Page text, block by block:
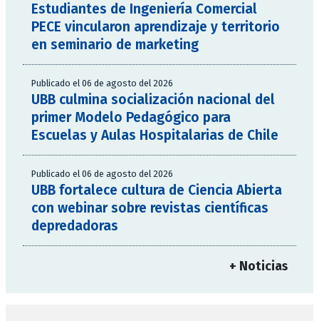
Estudiantes de Ingeniería Comercial
PECE vincularon aprendizaje y territorio
en seminario de marketing
Publicado el 06 de agosto del 2026
UBB culmina socialización nacional del
primer Modelo Pedagógico para
Escuelas y Aulas Hospitalarias de Chile
Publicado el 06 de agosto del 2026
UBB fortalece cultura de Ciencia Abierta
con webinar sobre revistas científicas
depredadoras
+ Noticias